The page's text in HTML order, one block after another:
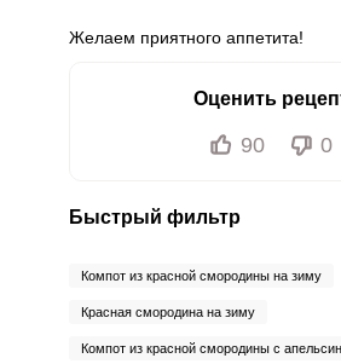
Желаем приятного аппетита!
Оценить
90 0
Быстрый фильтр
Компот из красной смородины на зиму
Красная смородина на зиму
Компот из красной смородины с